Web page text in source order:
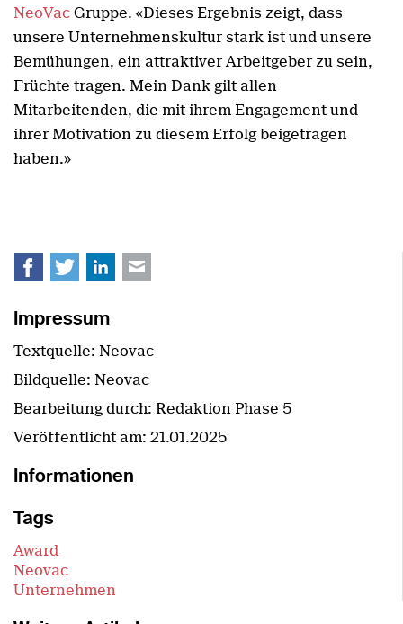
NeoVac Gruppe. «Dieses Ergebnis zeigt, dass
unsere Unternehmenskultur stark ist und unsere
Bemühungen, ein attraktiver Arbeitgeber zu sein,
Früchte tragen. Mein Dank gilt allen
Mitarbeitenden, die mit ihrem Engagement und
ihrer Motivation zu diesem Erfolg beigetragen
haben.»
Facebook
TwitterLinkedIn
E-mail
Impressum
Textquelle: Neovac
Bildquelle: Neovac
Bearbeitung durch: Redaktion Phase 5
Veröffentlicht am: 21.01.2025
Informationen
Tags
Award
Neovac
Unternehmen